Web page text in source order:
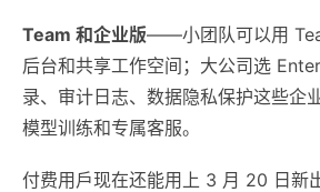
Team 和企业版——小团队可以用
后台和共享工作空间；大公司选
录、审计日志、数据隐私保护这些企
模型训练和专属客服。
付费用戶现在还能用上 3 月 20 日新